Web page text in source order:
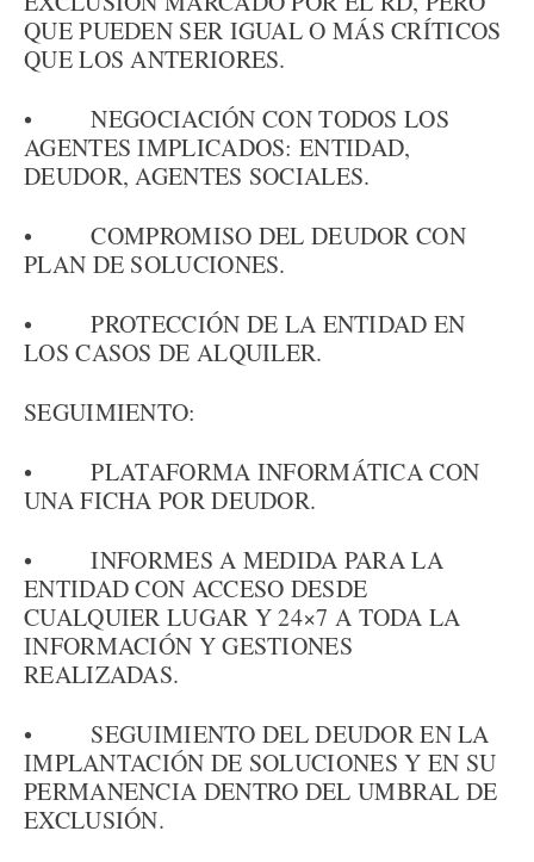
QUE PUEDEN SER IGUAL O MÁS CRÍTICOS
QUE LOS ANTERIORES.
• NEGOCIACIÓN CON TODOS LOS
AGENTES IMPLICADOS: ENTIDAD,
DEUDOR, AGENTES SOCIALES.
• COMPROMISO DEL DEUDOR CON
PLAN DE SOLUCIONES.
• PROTECCIÓN DE LA ENTIDAD EN
LOS CASOS DE ALQUILER.
SEGUIMIENTO:
• PLATAFORMA INFORMÁTICA CON
UNA FICHA POR DEUDOR.
• INFORMES A MEDIDA PARA LA
ENTIDAD CON ACCESO DESDE
CUALQUIER LUGAR Y 24×7 A TODA LA
INFORMACIÓN Y GESTIONES
REALIZADAS.
• SEGUIMIENTO DEL DEUDOR EN LA
IMPLANTACIÓN DE SOLUCIONES Y EN SU
PERMANENCIA DENTRO DEL UMBRAL DE
EXCLUSIÓN.